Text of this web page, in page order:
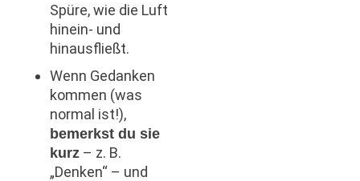
Spüre, wie die Luft
hinein- und
hinausfließt.
Wenn Gedanken
kommen (was
normal ist!),
bemerkst du sie
kurz – z. B.
„Denken“ – und